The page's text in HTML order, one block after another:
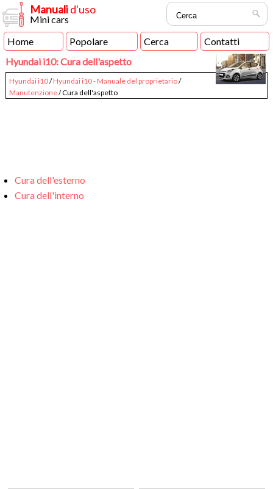
Manualid'uso
Mini cars
Home
Popolare Cerca
Contatti
Hyundai i10: Cura dell'aspetto
Hyundai i10/Hyundai i10 - Manuale del proprietario/
Manutenzione/ Cura dell'aspetto
Cura dell'esterno
Cura dell'interno